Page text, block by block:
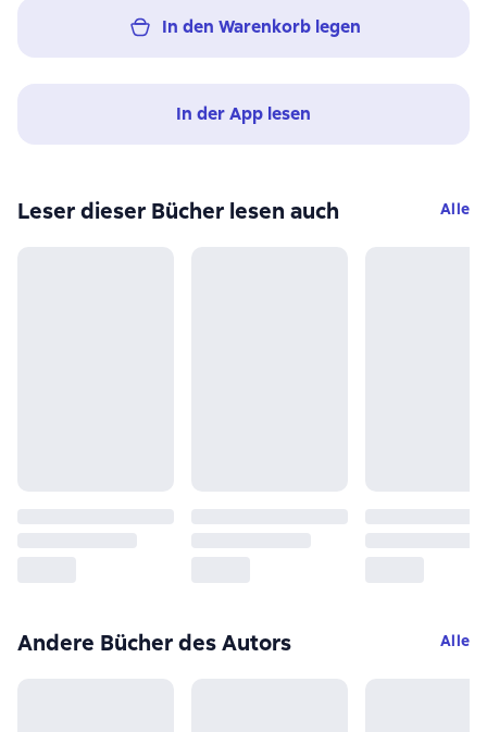
In den Warenkorb legen
In der App lesen
Leser dieser Bücher lesen auch Alle
Andere Bücher des Autors Alle